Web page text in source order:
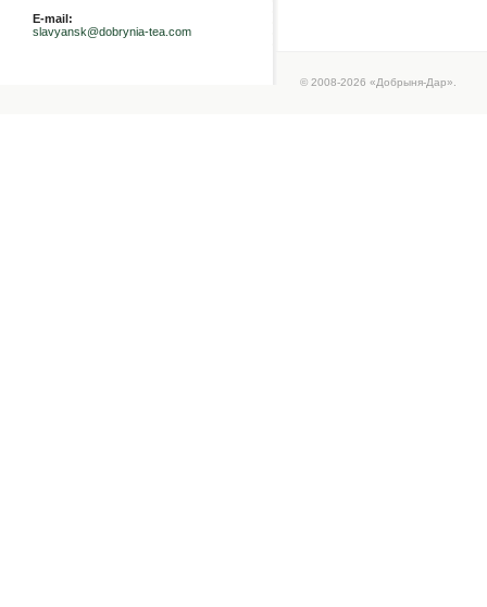
E-mail:
slavyansk@dobrynia-tea.com
© 2008-2026 «Добрыня-Дар».